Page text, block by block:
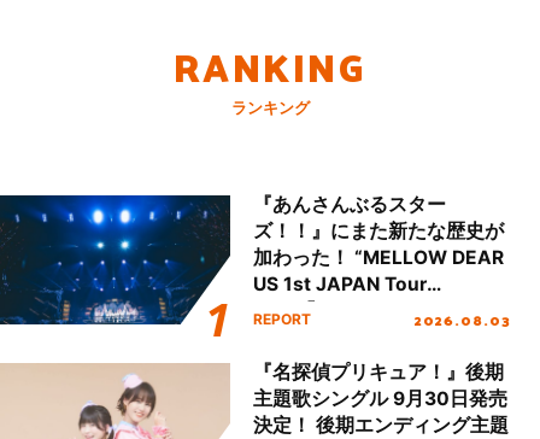
RANKING
ランキング
『あんさんぶるスター
ズ！！』にまた新たな歴史が
加わった！ “MELLOW DEAR
US 1st JAPAN Tour
Final「NICE to meet YOU
ート!!
REPORT 2026.08.03
『名探偵プリキュア！』後期
主題歌シングル 9月30日発売
決定！ 後期エンディング主題